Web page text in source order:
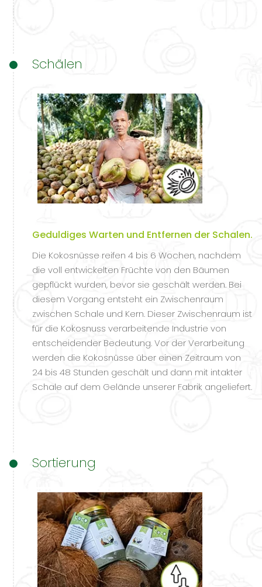
Schälen
Geduldiges Warten und Entfernen der Schalen.
Die Kokosnüsse reifen 4 bis 6 Wochen, nachdem
die voll entwickelten Früchte von den Bäumen
gepflückt wurden, bevor sie geschält werden. Bei
diesem Vorgang entsteht ein Zwischenraum
zwischen Schale und Kern. Dieser Zwischenraum ist
für die Kokosnuss verarbeitende Industrie von
entscheidender Bedeutung. Vor der Verarbeitung
werden die Kokosnüsse über einen Zeitraum von
24 bis 48 Stunden geschält und dann mit intakter
Schale auf dem Gelände unserer Fabrik angeliefert.
Sortierung